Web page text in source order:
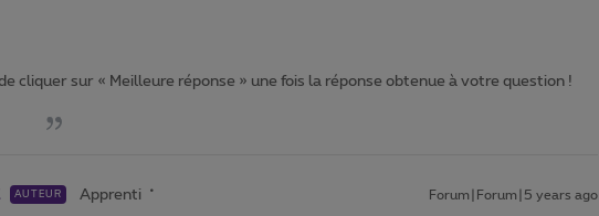
de cliquer sur « Meilleure réponse » une fois la réponse obtenue à votre question !
AUTEUR Apprenti Forum|Forum|5 years ago